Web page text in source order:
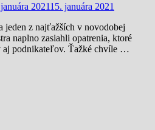
202115. januára 2021
jeden z najťažších v novodobej
naplno zasiahli opatrenia, ktoré
aj podnikateľov. Ťažké chvíle …